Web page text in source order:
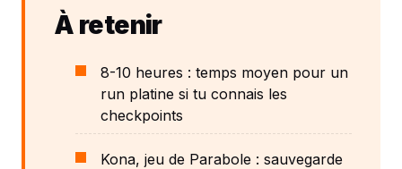
À retenir
8-10 heures : temps moyen pour un
run platine si tu connais les
checkpoints
Kona, jeu de Parabole : sauvegarde